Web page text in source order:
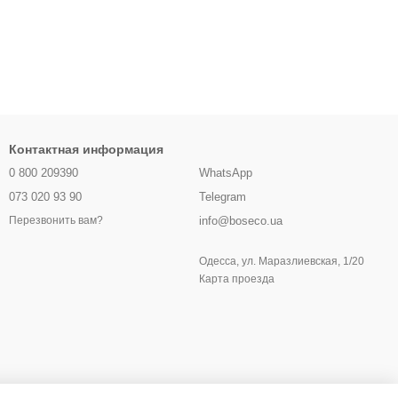
Контактная информация
0 800 209390
073 020 93 90
Перезвонить вам?
WhatsApp
Telegram
info@boseco.ua
Одесса, ул. Маразлиевская, 1/20
Карта проезда